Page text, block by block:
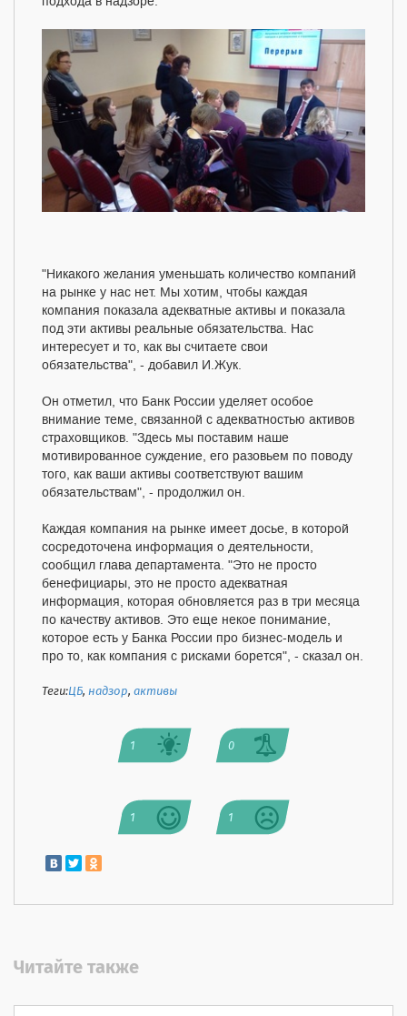
"Никакого желания уменьшать количество компаний
на рынке у нас нет. Мы хотим, чтобы каждая
компания показала адекватные активы и показала
под эти активы реальные обязательства. Нас
интересует и то, как вы считаете свои
обязательства", - добавил И.Жук.
Он отметил, что Банк России уделяет особое
внимание теме, связанной с адекватностью активов
страховщиков. "Здесь мы поставим наше
мотивированное суждение, его разовьем по поводу
того, как ваши активы соответствуют вашим
обязательствам", - продолжил он.
Каждая компания на рынке имеет досье, в которой
сосредоточена информация о деятельности,
сообщил глава департамента. "Это не просто
бенефициары, это не просто адекватная
информация, которая обновляется раз в три месяца
по качеству активов. Это еще некое понимание,
которое есть у Банка России про бизнес-модель и
про то, как компания с рисками борется", - сказал он.
Теги:ЦБ,надзор,активы
1 0
1 1
Читайте также